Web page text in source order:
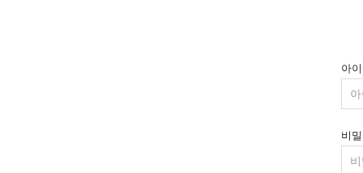
아
비